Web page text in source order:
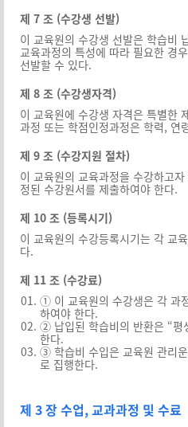
제 7 조 (수강생 선발)
이 교육원의 수강생 선발은 학습비
교육과정의 특성에 따라 필요한 경
선발할 수 있다.
제 8 조 (수강생자격)
이 교육원에 수강생 자격은 특별한
과정 또는 학점인정과정은 학력, 연
제 9 조 (수강지원 절차)
이 교육원의 교육과정을 수강하고
정된 수강원서를 제출하여야 한다.
제 10 조 (등록시기)
이 교육원의 수강등록시기는 각 교
다.
제 11 조 (수강료)
① 이 교육원의 수강생은 각 과
하여야 한다.
② 납입된 학습비의 반환은 “평
한다.
③ 학습비 수입은 교육원 관리
로 집행한다.
제 3 장 수업, 교과과정 및 수료